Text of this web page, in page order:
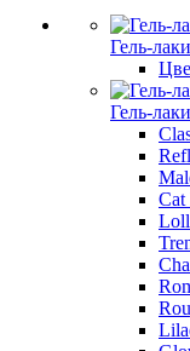
Гель-
Гель-
Cat